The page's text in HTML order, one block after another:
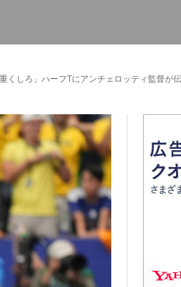
しろ」ハーフTにアンチェロッティ監督が